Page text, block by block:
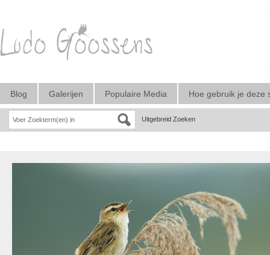
Blog Galerijen Populaire Media Hoe gebruik je deze
Uitgebreid Zoeken